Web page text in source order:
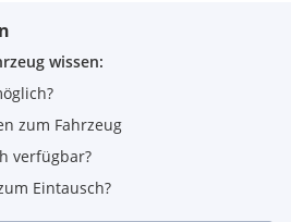
wissen:
zum Fahrzeug
verfügbar?
Eintausch?